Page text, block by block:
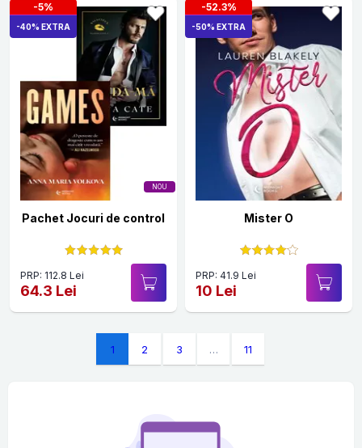
NOU
-5%
-40% EXTRA
Pachet Jocuri de control
PRP: 112.8 Lei
64.3 Lei
-52.3%
-50% EXTRA
Mister O
PRP: 41.9 Lei
10 Lei
1 2 3 … 11